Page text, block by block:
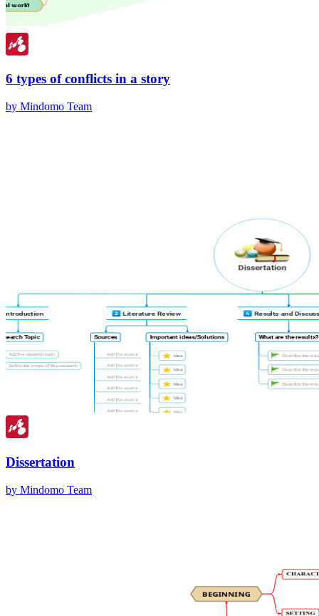
6 types of conflicts in a story
by Mindomo Team
Dissertation
by Mindomo Team